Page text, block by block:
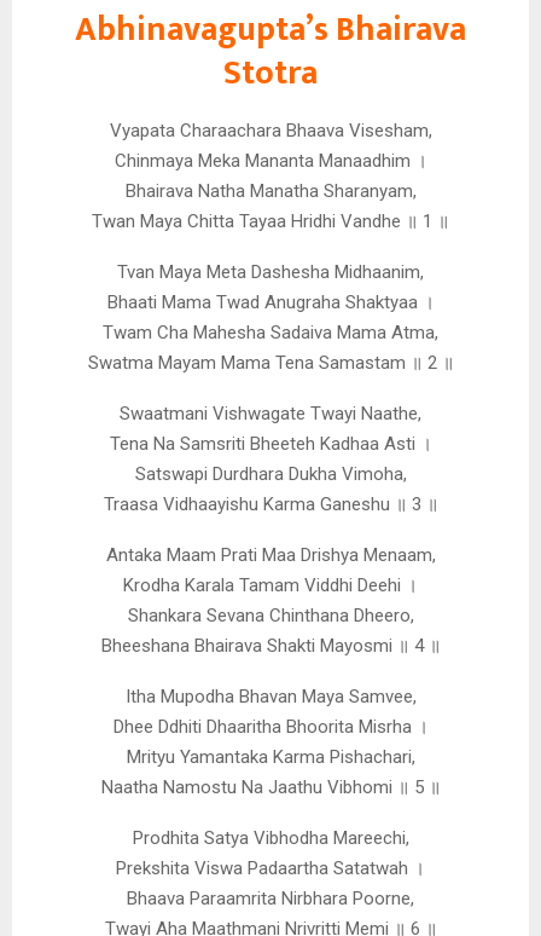
Abhinavagupta’s Bhairava
Stotra
Vyapata Charaachara Bhaava Visesham,
Chinmaya Meka Mananta Manaadhim ।
Bhairava Natha Manatha Sharanyam,
Twan Maya Chitta Tayaa Hridhi Vandhe ॥ 1 ॥
Tvan Maya Meta Dashesha Midhaanim,
Bhaati Mama Twad Anugraha Shaktyaa ।
Twam Cha Mahesha Sadaiva Mama Atma,
Swatma Mayam Mama Tena Samastam ॥ 2 ॥
Swaatmani Vishwagate Twayi Naathe,
Tena Na Samsriti Bheeteh Kadhaa Asti ।
Satswapi Durdhara Dukha Vimoha,
Traasa Vidhaayishu Karma Ganeshu ॥ 3 ॥
Antaka Maam Prati Maa Drishya Menaam,
Krodha Karala Tamam Viddhi Deehi ।
Shankara Sevana Chinthana Dheero,
Bheeshana Bhairava Shakti Mayosmi ॥ 4 ॥
Itha Mupodha Bhavan Maya Samvee,
Dhee Ddhiti Dhaaritha Bhoorita Misrha ।
Mrityu Yamantaka Karma Pishachari,
Naatha Namostu Na Jaathu Vibhomi ॥ 5 ॥
Prodhita Satya Vibhodha Mareechi,
Prekshita Viswa Padaartha Satatwah ।
Bhaava Paraamrita Nirbhara Poorne,
Twayi Aha Maathmani Nrivritti Memi ॥ 6 ॥